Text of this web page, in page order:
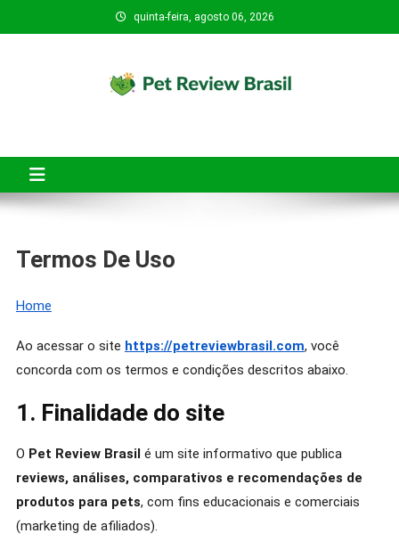
to
quinta-feira, agosto 06, 2026
Termos De Uso
Home
Ao acessar o site https://petreviewbrasil.com, você
concorda com os termos e condições descritos abaixo.
1. Finalidade do site
O Pet Review Brasilé um site informativo que publica
reviews, análises, comparativos e recomendações de
produtos para pets, com fins educacionais e comerciais
(marketing de afiliados).